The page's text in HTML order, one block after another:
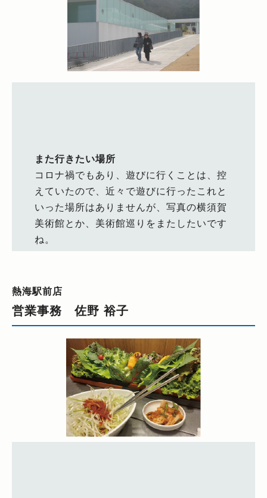
また行きたい場所
コロナ禍でもあり、遊びに行くことは、控
えていたので、近々で遊びに行ったこれと
いった場所はありませんが、写真の横須賀
美術館とか、美術館巡りをまたしたいです
ね。
熱海駅前店
営業事務 佐野 裕子